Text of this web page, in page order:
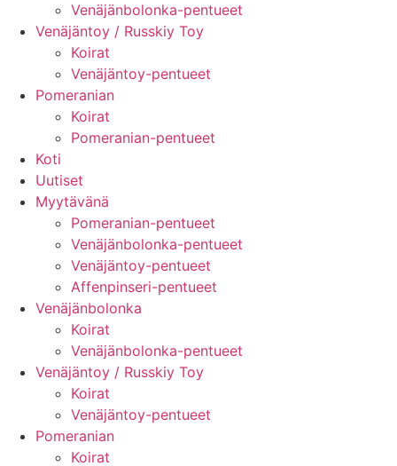
Venäjänbolonka-pentueet
Venäjäntoy / Russkiy Toy
Koirat
Venäjäntoy-pentueet
Pomeranian
Koirat
Pomeranian-pentueet
Koti
Uutiset
Myytävänä
Pomeranian-pentueet
Venäjänbolonka-pentueet
Venäjäntoy-pentueet
Affenpinseri-pentueet
Venäjänbolonka
Koirat
Venäjänbolonka-pentueet
Venäjäntoy / Russkiy Toy
Koirat
Venäjäntoy-pentueet
Pomeranian
Koirat